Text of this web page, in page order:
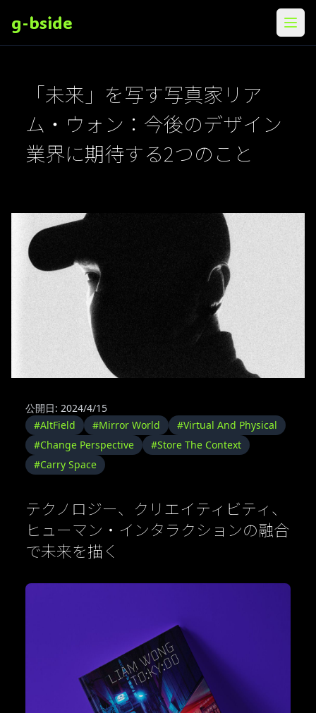
g-bside メニ
「未来」を写す写真家リア
ム・ウォン：今後のデザイン
業界に期待する2つのこと
公開日: 2024/4/15
#AltField
#Mirror World
#Virtual And Physical
#Change Perspective
#Store The Context
#Carry Space
テクノロジー、クリエイティビティ、
ヒューマン・インタラクションの融合
で未来を描く